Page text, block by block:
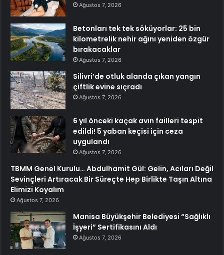
Ağustos 7, 2026
Betonları tek tek söküyorlar: 25 bin
kilometrelik nehir ağını yeniden özgür
bırakacaklar
Ağustos 7, 2026
Silivri’de otluk alanda çıkan yangın
çiftlik evine sıçradı
Ağustos 7, 2026
6 yıl önceki kaçak avın failleri tespit
edildi! 5 yaban keçisi için ceza
uygulandı
Ağustos 7, 2026
TBMM Genel Kurulu… Abdulhamit Gül: Gelin, Acıları Değil
Sevinçleri Artıracak Bir Süreçte Hep Birlikte Taşın Altına
Elimizi Koyalım
Ağustos 7, 2026
Manisa Büyükşehir Belediyesi “Sağlıklı
İşyeri” Sertifikasını Aldı
Ağustos 7, 2026